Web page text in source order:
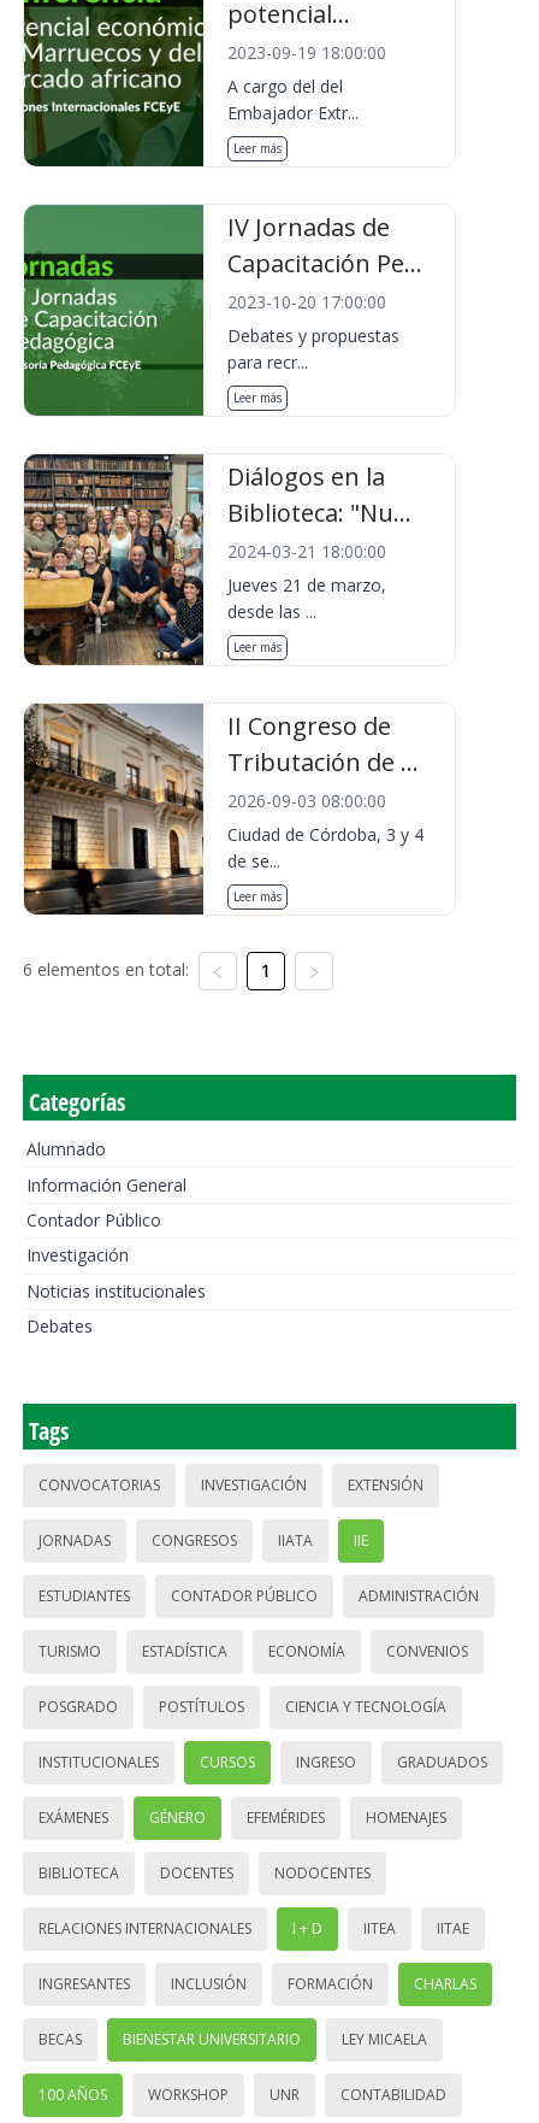
potencial...
2023-09-19 18:00:00
A cargo del del
Embajador Extr...
Leer más
IV Jornadas de
Capacitación Pe...
2023-10-20 17:00:00
Debates y propuestas
para recr...
Leer más
Diálogos en la
Biblioteca: "Nu...
2024-03-21 18:00:00
Jueves 21 de marzo,
desde las ...
Leer más
II Congreso de
Tributación de ...
2026-09-03 08:00:00
Ciudad de Córdoba, 3 y 4
de se...
Leer más
6 elementos en total: 1
Categorías
Alumnado
Información General
Contador Público
Investigación
Noticias institucionales
Debates
Tags
CONVOCATORIAS INVESTIGACIÓN EXTENSIÓN
JORNADAS CONGRESOS IIATA IIE
ESTUDIANTES CONTADOR PÚBLICO ADMINISTRACIÓN
TURISMO ESTADÍSTICA ECONOMÍA CONVENIOS
POSGRADO POSTÍTULOS CIENCIA Y TECNOLOGÍA
INSTITUCIONALES CURSOS INGRESO GRADUADOS
EXÁMENES GÉNERO EFEMÉRIDES HOMENAJES
BIBLIOTECA DOCENTES NODOCENTES
RELACIONES INTERNACIONALES I + D IITEA IITAE
INGRESANTES INCLUSIÓN FORMACIÓN CHARLAS
BECAS BIENESTAR UNIVERSITARIO LEY MICAELA
100 AÑOS WORKSHOP UNR CONTABILIDAD